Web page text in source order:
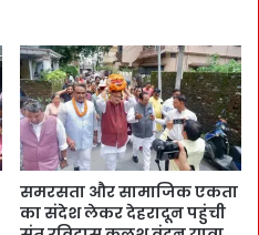
समरसता और सामाजिक एकता
का संदेश लेकर देहरादून पहुंची